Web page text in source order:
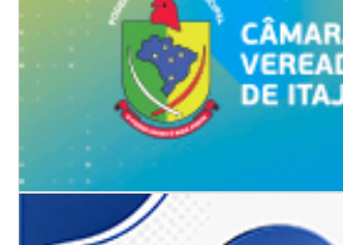
07/08/2026 | 07:00
Ambiental reforça descarte sustentável com
pilhas à logística reversa
GERAL